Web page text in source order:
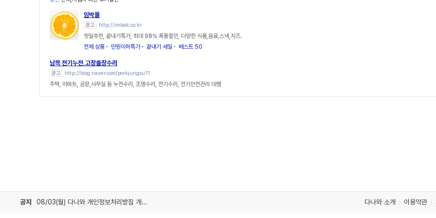
임박몰
광고 http://imbak.co.kr
핫딜추천, 끝내기특가, 최대 98% 폭풍할인, 다양한 식품,음료,스낵,치즈.
전체 상품
만원이하특가 끝내기 세일 베스트 50
남목 전기누전,고장출장수리
광고 http://blog.naver.com/porkjungsu11
주택, 아파트, 공장,사무실 등 누전수리, 조명수리, 전기수리, 전기안전관리 대행
공지 08/03(월) 다나와 개인정보처리방침 개정 안내 다나와 소개 이용약관